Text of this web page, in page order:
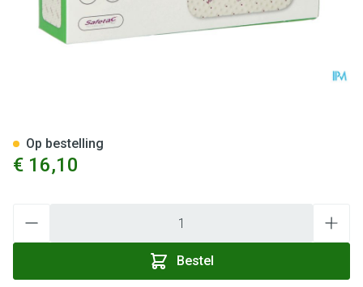
€ 16,10
Bestel
Op bestelling